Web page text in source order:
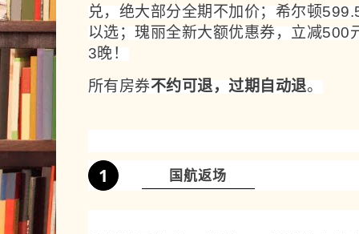
兑，绝大部分全期不加价；希尔顿
以选；瑰丽全新大额优惠券，立减500
3晚！
所有房券不约可退，过期自动退。
1 国航返场